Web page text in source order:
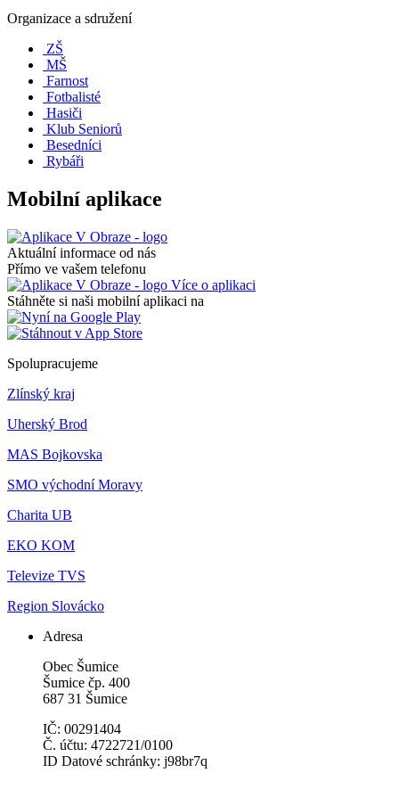
Organizace a sdružení
ZŠ
MŠ
Farnost
Fotbalisté
Hasiči
Klub Seniorů
Besedníci
Rybáři
Mobilní aplikace
Aktuální informace od nás
Přímo ve vašem telefonu
Více o aplikaci
Stáhněte si naši mobilní aplikaci na
Spolupracujeme
Zlínský kraj
Uherský Brod
MAS Bojkovska
SMO východní Moravy
Charita UB
EKO KOM
Televize TVS
Region Slovácko
Adresa
Obec Šumice
Šumice čp. 400
687 31 Šumice
IČ: 00291404
Č. účtu: 4722721/0100
ID Datové schránky: j98br7q